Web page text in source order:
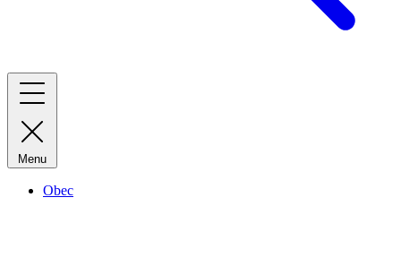
Menu
Obec